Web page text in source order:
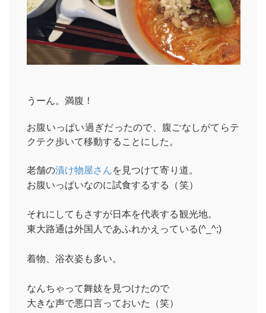
うーん。満腹！
お腹いっぱい過ぎだったので、腹ごなしがてらテ
クテク歩いて移動することにした。
老舗の漬け物屋さんを見つけて寄り道。
お腹いっぱいなのに試食するする（笑）
それにしてもさすが日本を代表する観光地。
東大路通は外国人であふれかえっている(^_^;)
着物、浴衣姿も多い。
なんちゃって舞妓を見つけたので
大きな声で悪口言っておいた（笑）